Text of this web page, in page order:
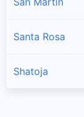
Santa Rosa
Shatoja